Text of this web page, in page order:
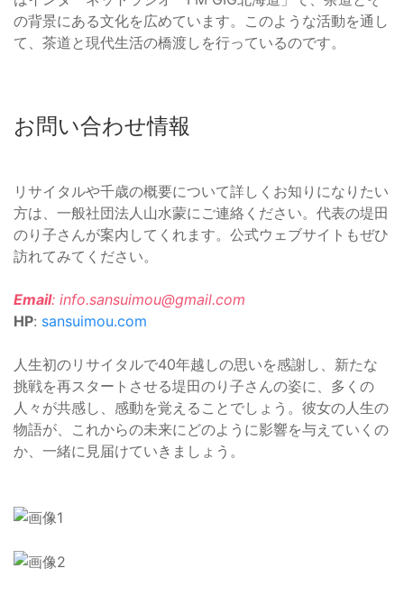
の背景にある文化を広めています。このような活動を通し
て、茶道と現代生活の橋渡しを行っているのです。
お問い合わせ情報
リサイタルや千歳の概要について詳しくお知りになりたい
方は、一般社団法人山水蒙にご連絡ください。代表の堤田
のり子さんが案内してくれます。公式ウェブサイトもぜひ
訪れてみてください。
Email: info.sansuimou@gmail.com
HP: sansuimou.com
人生初のリサイタルで40年越しの思いを感謝し、新たな
挑戦を再スタートさせる堤田のり子さんの姿に、多くの
人々が共感し、感動を覚えることでしょう。彼女の人生の
物語が、これからの未来にどのように影響を与えていくの
か、一緒に見届けていきましょう。